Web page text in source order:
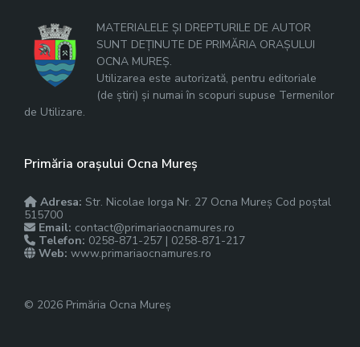
MATERIALELE ȘI DREPTURILE DE AUTOR
SUNT DEȚINUTE DE PRIMĂRIA ORAȘULUI
OCNA MUREȘ.
Utilizarea este autorizată, pentru editoriale
(de știri) și numai în scopuri supuse Termenilor
de Utilizare.
Primăria orașului Ocna Mureș
Adresa: Str. Nicolae Iorga Nr. 27 Ocna Mureș Cod poștal
515700
Email: contact@primariaocnamures.ro
Telefon: 0258-871-257 | 0258-871-217
Web: www.primariaocnamures.ro
© 2026 Primăria Ocna Mureș